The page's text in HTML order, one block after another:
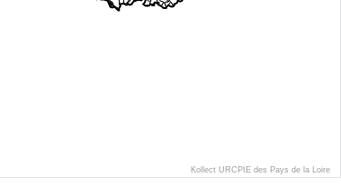
Kollect URCPIE des Pays de la Loire